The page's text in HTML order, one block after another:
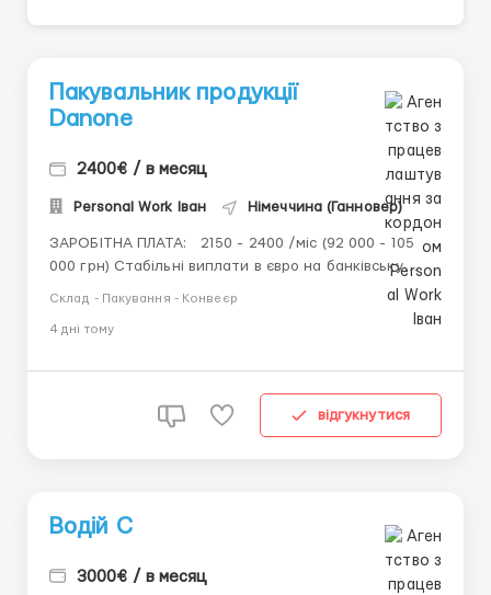
Пакувальник продукції
Danone
2400€ / в месяц
Personal Work Іван Німеччина (Ганновер)
ЗАРОБІТНА ПЛАТА: 2150 - 2400 /міс (92 000 - 105
000 грн) Стабільні виплати в євро на банківську
годин на день Безкоштовний комплексний обід на
Склад - Пакування - Конвеєр
4 днi тому
відгукнутися
Водій C
3000€ / в месяц